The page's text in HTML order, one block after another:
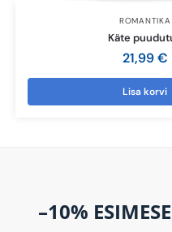
ROMANTIKA
Käte
21,99€
Lisa korvi
–10%